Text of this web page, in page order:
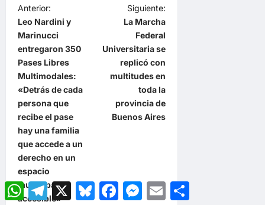
N
a
v
e
g
a
c
i
ó
n
d
Anterior:
Leo Nardini y
Marinucci
entregaron 350
Pases Libres
Multimodales:
«Detrás de cada
persona que
recibe el pase
hay una familia
que accede a un
derecho en un
espacio
municipal
accesible»
Siguiente:
La Marcha
Federal
Universitaria se
replicó con
multitudes en
toda la
provincia de
Buenos Aires
WhatsAppTelegram BlueskyFacebookMessenger
Email